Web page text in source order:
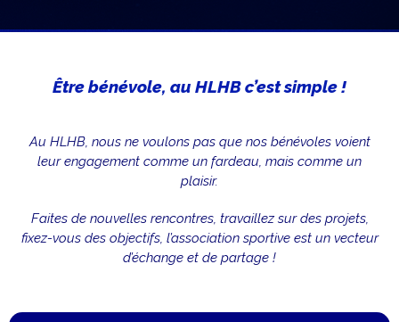
Être bénévole, au HLHB c’est simple !
Au HLHB, nous ne voulons pas que nos bénévoles voient
leur engagement comme un fardeau, mais comme un
plaisir.
Faites de nouvelles rencontres, travaillez sur des projets,
fixez-vous des objectifs, l’association sportive est un vecteur
d’échange et de partage !